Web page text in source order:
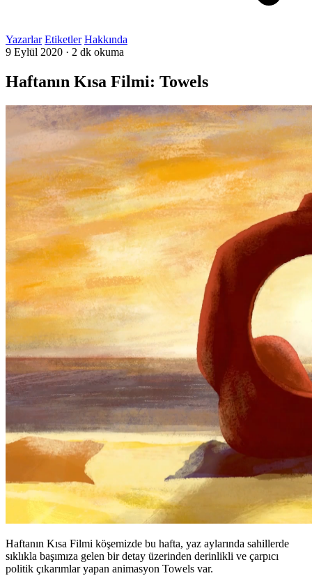
Yazarlar Etiketler Hakkında
9 Eylül 2020 · 2 dk okuma
Haftanın Kısa Filmi: Towels
Haftanın Kısa Filmi köşemizde bu hafta, yaz aylarında sahillerde
sıklıkla başımıza gelen bir detay üzerinden derinlikli ve çarpıcı
politik çıkarımlar yapan animasyon Towels var.